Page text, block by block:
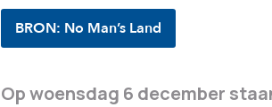
BRON: No Man’s Land
Op woensdag 6 december